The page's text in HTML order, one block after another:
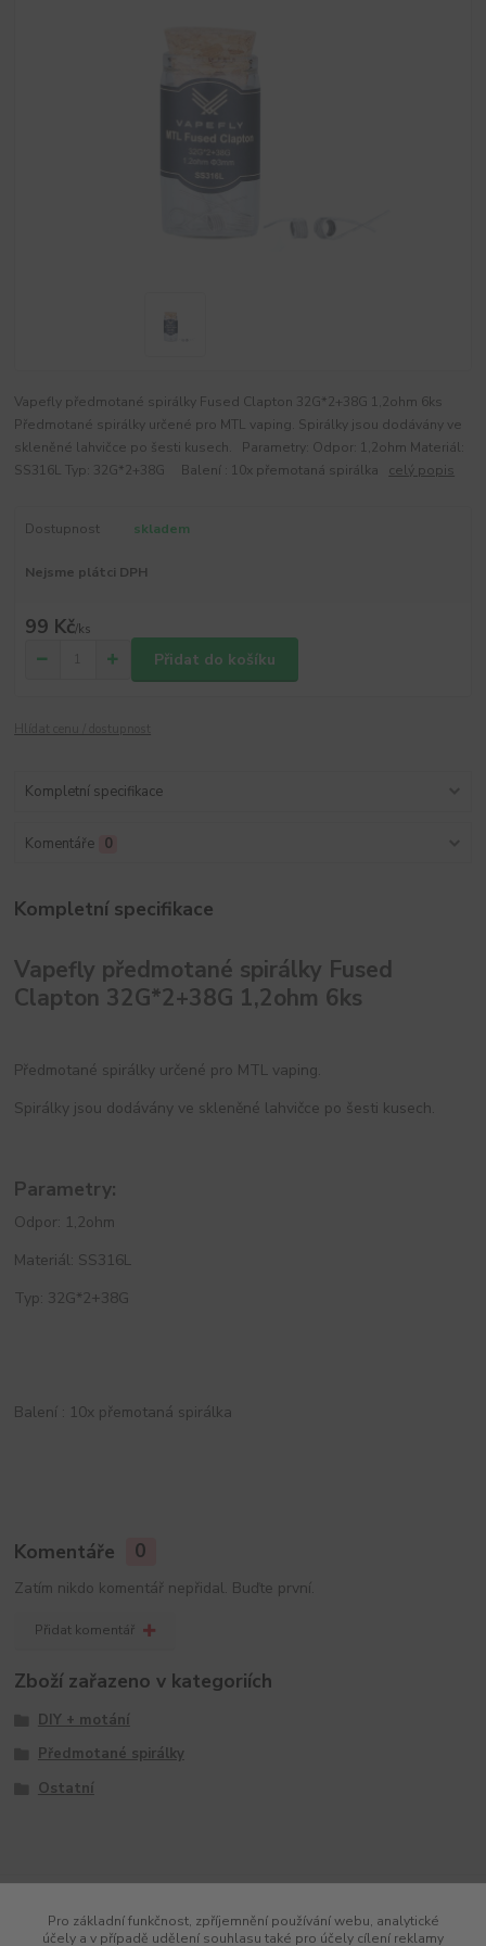
Vapefly předmotané spirálky Fused Clapton 32G*2+38G 1,2ohm 6ks
Předmotané spirálky určené pro MTL vaping. Spirálky jsou dodávány ve
skleněné lahvičce po šesti kusech. Parametry: Odpor: 1,2ohm Materiál:
SS316L Typ: 32G*2+38G Balení : 10x přemotaná spirálka celý popis
Dostupnost skladem
Nejsme plátci DPH
99 Kč/ks
Přidat do košíku
Kompletní specifikace
Komentáře 0
Kompletní specifikace
Vapefly předmotané spirálky Fused
Clapton 32G*2+38G 1,2ohm 6ks
Předmotané spirálky určené pro MTL vaping.
Spirálky jsou dodávány ve skleněné lahvičce po šesti kusech.
Parametry:
Odpor: 1,2ohm
Materiál: SS316L
Typ: 32G*2+38G
Balení : 10x přemotaná spirálka
Komentáře 0
Zatím nikdo komentář nepřidal. Buďte první.
Přidat komentář
Zboží zařazeno v kategoriích
DIY + motání
Předmotané spirálky
Ostatní
Pro základní funkčnost, zpříjemnění používání webu, analytické
účely a v případě udělení souhlasu také pro účely cílení reklamy